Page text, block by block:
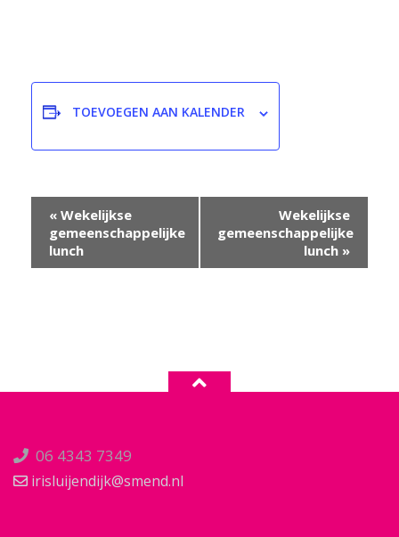
TOEVOEGEN AAN KALENDER
Evenement
Navigatie
« Wekelijkse
gemeenschappelijke
lunch
Wekelijkse
gemeenschappelijke
lunch »
06 4343 7349
irisluijendijk@smend.nl